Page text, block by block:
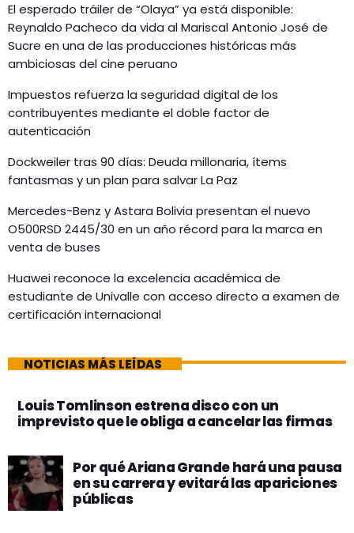
El esperado tráiler de “Olaya” ya está disponible:
Reynaldo Pacheco da vida al Mariscal Antonio José de
Sucre en una de las producciones históricas más
ambiciosas del cine peruano
Impuestos refuerza la seguridad digital de los
contribuyentes mediante el doble factor de
autenticación
Dockweiler tras 90 días: Deuda millonaria, ítems
fantasmas y un plan para salvar La Paz
Mercedes-Benz y Astara Bolivia presentan el nuevo
O500RSD 2445/30 en un año récord para la marca en
venta de buses
Huawei reconoce la excelencia académica de
estudiante de Univalle con acceso directo a examen de
certificación internacional
NOTICIAS MÁS LEÍDAS
Louis Tomlinson estrena disco con un
imprevisto que le obliga a cancelar las firmas
Por qué Ariana Grande hará una pausa
en su carrera y evitará las apariciones
públicas